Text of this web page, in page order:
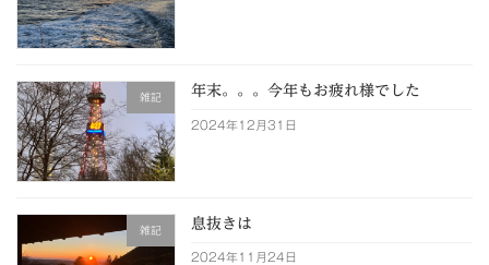
雑記 年末。。。今年もお疲れ様でした
2024年12月31日
雑記 息抜きは
2024年11月24日